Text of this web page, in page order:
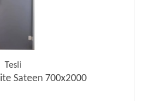
Tesli
Sateen 700х2000